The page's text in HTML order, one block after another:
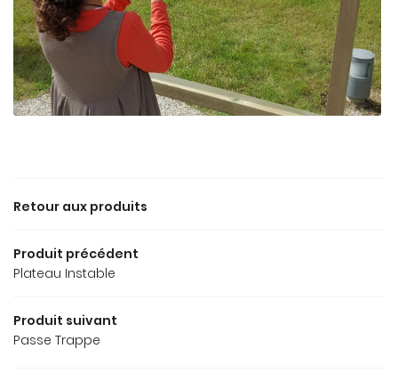
MARIAGES
DU BALLON
GALERIE
RESTEZ
Retour aux produits
Produit précédent
Plateau Instable
Produit suivant
Passe Trappe